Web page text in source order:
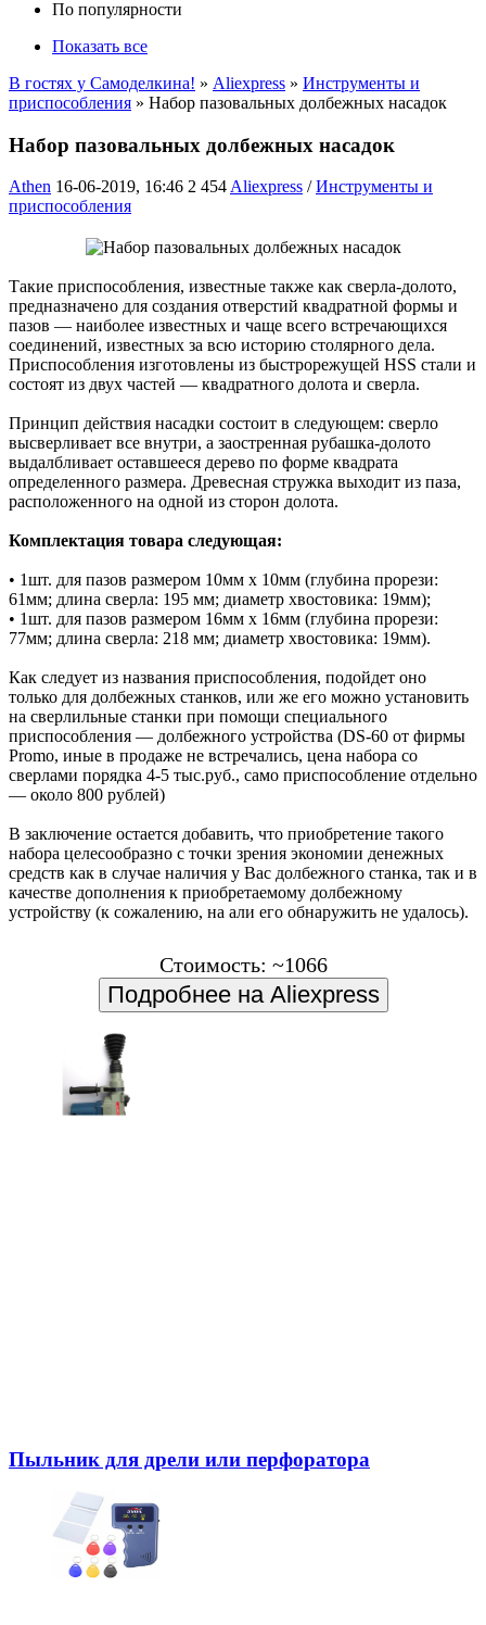
По популярности
Показать все
В гостях у Самоделкина! » Aliexpress » Инструменты и
приспособления » Набор пазовальных долбежных насадок
Набор пазовальных долбежных насадок
Athen 16-06-2019, 16:46 2 454Aliexpress /Инструменты и
приспособления
Такие приспособления, известные также как сверла-долото,
предназначено для создания отверстий квадратной формы и
пазов — наиболее известных и чаще всего встречающихся
соединений, известных за всю историю столярного дела.
Приспособления изготовлены из быстрорежущей HSS стали и
состоят из двух частей — квадратного долота и сверла.
Принцип действия насадки состоит в следующем: сверло
высверливает все внутри, а заостренная рубашка-долото
выдалбливает оставшееся дерево по форме квадрата
определенного размера. Древесная стружка выходит из паза,
расположенного на одной из сторон долота.
Комплектация товара следующая:
• 1шт. для пазов размером 10мм х 10мм (глубина прорези:
61мм; длина сверла: 195 мм; диаметр хвостовика: 19мм);
• 1шт. для пазов размером 16мм х 16мм (глубина прорези:
77мм; длина сверла: 218 мм; диаметр хвостовика: 19мм).
Как следует из названия приспособления, подойдет оно
только для долбежных станков, или же его можно установить
на сверлильные станки при помощи специального
приспособления — долбежного устройства (DS-60 от фирмы
Promo, иные в продаже не встречались, цена набора со
сверлами порядка 4-5 тыс.руб., само приспособление отдельно
— около 800 рублей)
В заключение остается добавить, что приобретение такого
набора целесообразно с точки зрения экономии денежных
средств как в случае наличия у Вас долбежного станка, так и в
качестве дополнения к приобретаемому долбежному
устройству (к сожалению, на али его обнаружить не удалось).
Стоимость: ~1066
Подробнее на Aliexpress
Пыльник для дрели или перфоратора